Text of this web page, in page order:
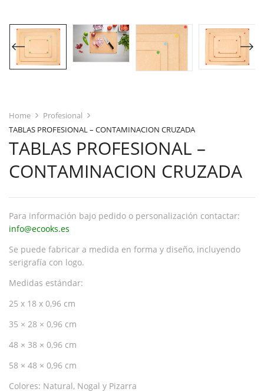
Home
Profesional
TABLAS PROFESIONAL – CONTAMINACION CRUZADA
TABLAS PROFESIONAL –
CONTAMINACION CRUZADA
Para información bajo pedido o personalización contactar:
info@ecooks.es
Se puede fabricar a medida en forma y diseño, incluyendo
serigrafía con logo.
Medidas estándar:
25 x 18 x 0,96 cm
35 × 28 × 0,96 cm
48 × 38 × 0,96 cm
58 × 48 × 0,96 cm
Colores: Natural, Nogal y Pizarra